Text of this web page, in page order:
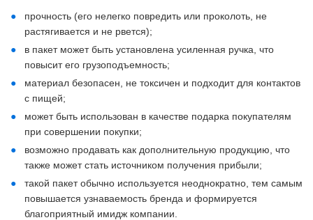
прочность (его нелегко повредить или проколоть, не
растягивается и не рвется);
в пакет может быть установлена усиленная ручка, что
повысит его грузоподъемность;
материал безопасен, не токсичен и подходит для контактов
с пищей;
может быть использован в качестве подарка покупателям
при совершении покупки;
возможно продавать как дополнительную продукцию, что
также может стать источником получения прибыли;
такой пакет обычно используется неоднократно, тем самым
повышается узнаваемость бренда и формируется
благоприятный имидж компании.